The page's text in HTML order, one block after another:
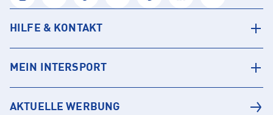
HILFE & KONTAKT
MEIN INTERSPORT
AKTUELLE WERBUNG